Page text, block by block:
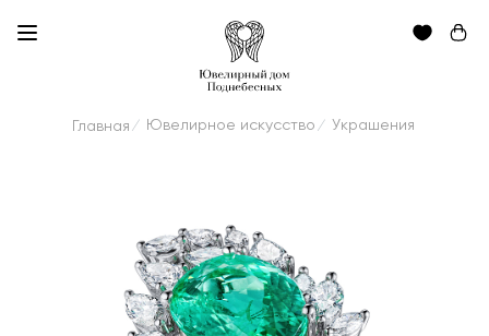
Главная / Ювелирное искусство / Украшения